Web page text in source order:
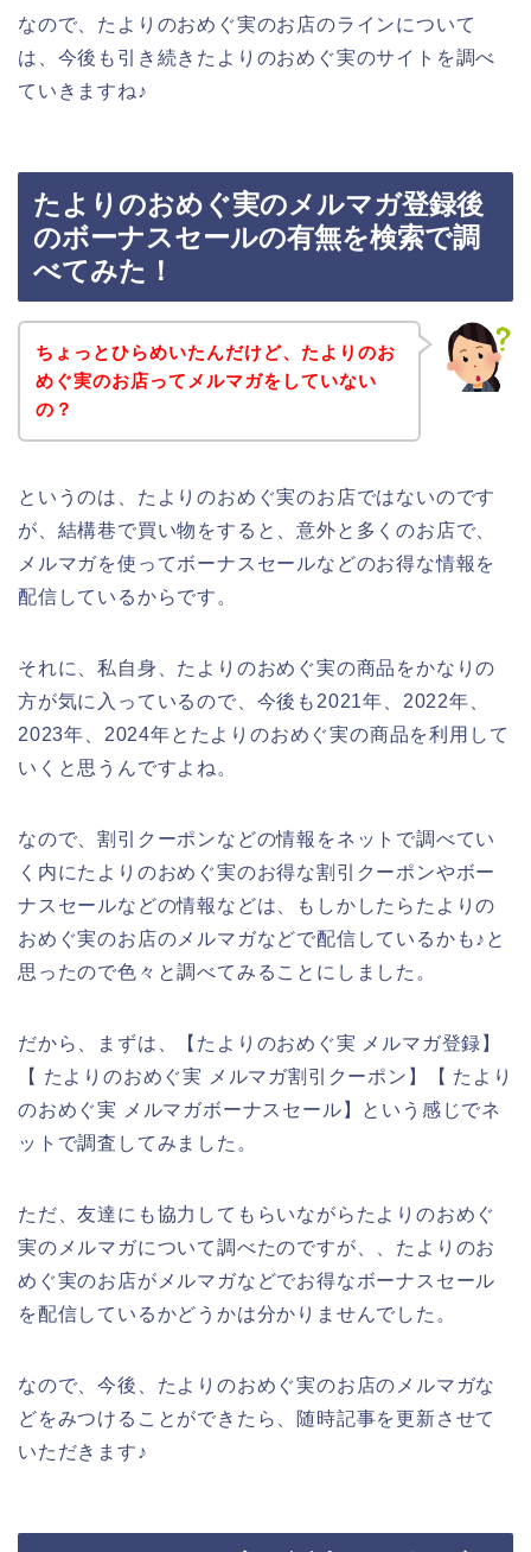
なので、たよりのおめぐ実のお店のラインについて
は、今後も引き続きたよりのおめぐ実のサイトを調べ
ていきますね♪
たよりのおめぐ実のメルマガ登録後
のボーナスセールの有無を検索で調
べてみた！
ちょっとひらめいたんだけど、たよりのお
めぐ実のお店ってメルマガをしていない
の？
というのは、たよりのおめぐ実のお店ではないのです
が、結構巷で買い物をすると、意外と多くのお店で、
メルマガを使ってボーナスセールなどのお得な情報を
配信しているからです。
それに、私自身、たよりのおめぐ実の商品をかなりの
方が気に入っているので、今後も2021年、2022年、
2023年、2024年とたよりのおめぐ実の商品を利用して
いくと思うんですよね。
なので、割引クーポンなどの情報をネットで調べてい
く内にたよりのおめぐ実のお得な割引クーポンやボー
ナスセールなどの情報などは、もしかしたらたよりの
おめぐ実のお店のメルマガなどで配信しているかも♪と
思ったので色々と調べてみることにしました。
だから、まずは、【たよりのおめぐ実 メルマガ登録】
【 たよりのおめぐ実 メルマガ割引クーポン】【 たより
のおめぐ実 メルマガボーナスセール】という感じでネ
ットで調査してみました。
ただ、友達にも協力してもらいながらたよりのおめぐ
実のメルマガについて調べたのですが、、たよりのお
めぐ実のお店がメルマガなどでお得なボーナスセール
を配信しているかどうかは分かりませんでした。
なので、今後、たよりのおめぐ実のお店のメルマガな
どをみつけることができたら、随時記事を更新させて
いただきます♪